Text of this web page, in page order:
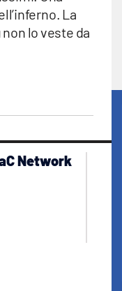
La
lo veste da
Network